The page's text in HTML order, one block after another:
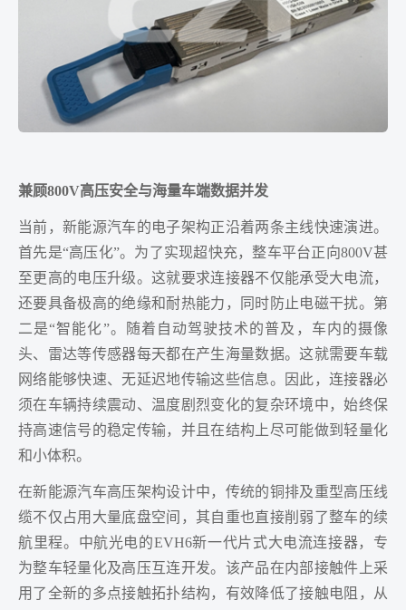
兼顾800V高压安全与海量车端数据并发
当前，新能源汽车的电子架构正沿着两条主线快速演进。
首先是“高压化”。为了实现超快充，整车平台正向800V甚
至更高的电压升级。这就要求连接器不仅能承受大电流，
还要具备极高的绝缘和耐热能力，同时防止电磁干扰。第
二是“智能化”。随着自动驾驶技术的普及，车内的摄像
头、雷达等传感器每天都在产生海量数据。这就需要车载
网络能够快速、无延迟地传输这些信息。因此，连接器必
须在车辆持续震动、温度剧烈变化的复杂环境中，始终保
持高速信号的稳定传输，并且在结构上尽可能做到轻量化
和小体积。
在新能源汽车高压架构设计中，传统的铜排及重型高压线
缆不仅占用大量底盘空间，其自重也直接削弱了整车的续
航里程。中航光电的EVH6新一代片式大电流连接器，专
为整车轻量化及高压互连开发。该产品在内部接触件上采
用了全新的多点接触拓扑结构，有效降低了接触电阻，从